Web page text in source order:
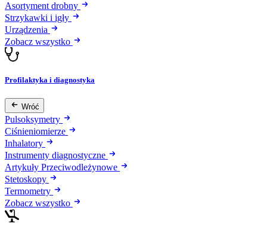
Asortyment drobny
Strzykawki i igły
Urządzenia
Zobacz wszystko
Profilaktyka i diagnostyka
Wróć
Pulsoksymetry
Ciśnieniomierze
Inhalatory
Instrumenty diagnostyczne
Artykuły Przeciwodleżynowe
Stetoskopy
Termometry
Zobacz wszystko